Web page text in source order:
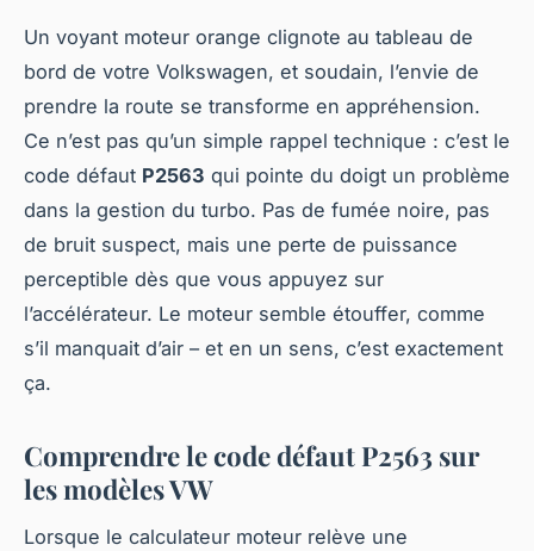
Un voyant moteur orange clignote au tableau de
bord de votre Volkswagen, et soudain, l’envie de
prendre la route se transforme en appréhension.
Ce n’est pas qu’un simple rappel technique : c’est le
code défaut P2563 qui pointe du doigt un problème
dans la gestion du turbo. Pas de fumée noire, pas
de bruit suspect, mais une perte de puissance
perceptible dès que vous appuyez sur
l’accélérateur. Le moteur semble étouffer, comme
s’il manquait d’air – et en un sens, c’est exactement
ça.
Comprendre le code défaut P2563 sur
les modèles VW
Lorsque le calculateur moteur relève une